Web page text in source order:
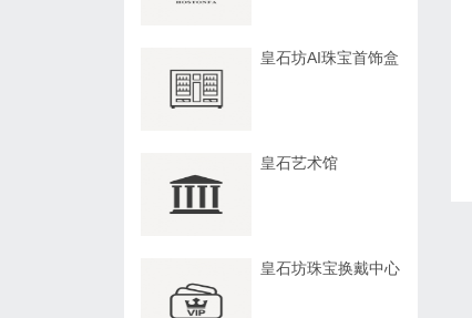
皇石坊AI珠宝首饰盒
皇石艺术馆
皇石坊珠宝换戴中心